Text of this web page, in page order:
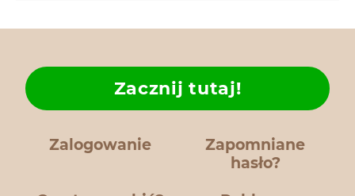
Zalogowanie
Zapomniane
hasło?
Zacznij tutaj!